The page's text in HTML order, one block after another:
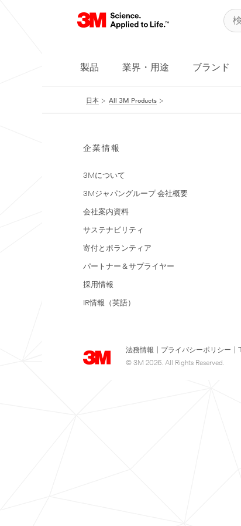
製品 業界・用途 ブランド
日本 All 3M Products
企業情報
3Mについて
3Mジャパングループ 会社概要
会社案内資料
サステナビリティ
寄付とボランティア
パートナー＆サプライヤー
採用情報
IR情報（英語）
法務情報 プライバシーポリシー
© 3M 2026. All Rights Reserved.